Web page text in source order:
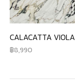
CALACATTA VIOLA
8,990